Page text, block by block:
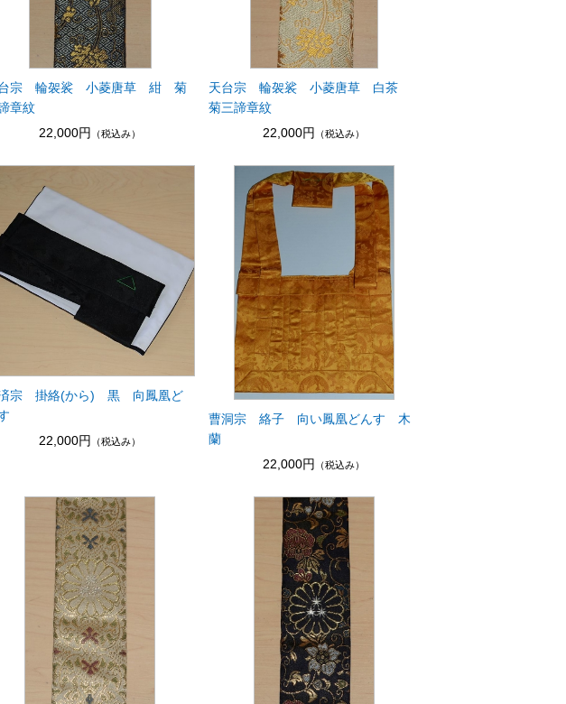
宗 輪袈裟 小菱唐草 紺 菊
章紋
22,000円
（税込み）
天台宗 輪袈裟 小菱唐草 白茶
菊三諦章紋
22,000円
（税込み）
宗 掛絡(から) 黒 向鳳凰ど
22,000円
（税込み）
曹洞宗 絡子 向い鳳凰どんす 木
蘭
22,000円
（税込み）